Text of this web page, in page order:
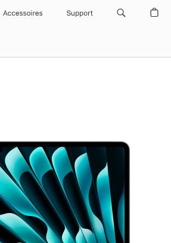
Accessoires Support